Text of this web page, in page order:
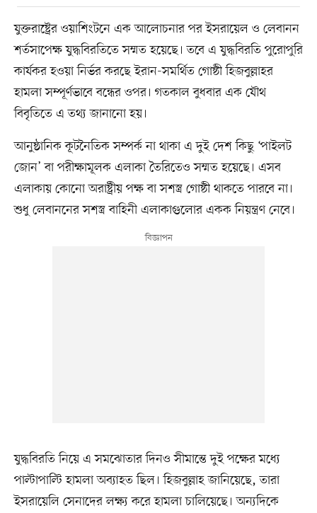
যুক্তরাষ্ট্রের ওয়াশিংটনে এক আলোচনার পর ইসরায়েল ও লেবানন
শর্তসাপেক্ষ যুদ্ধবিরতিতে সম্মত হয়েছে। তবে এ যুদ্ধবিরতি পুরোপুরি
কার্যকর হওয়া নির্ভর করছে ইরান-সমর্থিত গোষ্ঠী হিজবুল্লাহর
হামলা সম্পূর্ণভাবে বন্ধের ওপর। গতকাল বুধবার এক যৌথ
বিবৃতিতে এ তথ্য জানানো হয়।
আনুষ্ঠানিক কূটনৈতিক সম্পর্ক না থাকা এ দুই দেশ কিছু ‘পাইলট
জোন’ বা পরীক্ষামূলক এলাকা তৈরিতেও সম্মত হয়েছে। এসব
এলাকায় কোনো অরাষ্ট্রীয় পক্ষ বা সশস্ত্র গোষ্ঠী থাকতে পারবে না।
শুধু লেবাননের সশস্ত্র বাহিনী এলাকাগুলোর একক নিয়ন্ত্রণ নেবে।
যুদ্ধবিরতি নিয়ে এ সমঝোতার দিনও সীমান্তে দুই পক্ষের মধ্যে
পাল্টাপাল্টি হামলা অব্যাহত ছিল। হিজবুল্লাহ জানিয়েছে, তারা
ইসরায়েলি সেনাদের লক্ষ্য করে হামলা চালিয়েছে। অন্যদিকে